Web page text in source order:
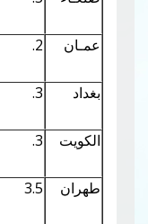
18
19
0
18
0
18
27
0
18
53
0